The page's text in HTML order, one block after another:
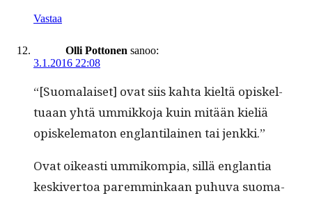
Vastaa
Olli Pottonen sanoo:
3.1.2016 22:08
“[Suo­ma­laiset] ovat siis kah­ta kieltä opiskel­
tuaan yhtä ummikko­ja kuin mitään kieliä
opiskelema­ton englan­ti­lainen tai jenkki.”
Ovat oikeasti ummikom­pia, sil­lä englan­tia
keskiver­toa parem­minkaan puhu­va suo­ma­